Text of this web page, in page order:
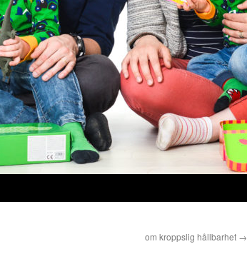
om kroppslig hållbarhet →